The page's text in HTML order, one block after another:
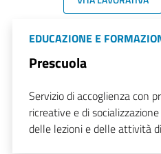
EDUCAZIONE E
Prescuola
Servizio di accoglienza con
ricreative e di
delle lezioni e delle attività